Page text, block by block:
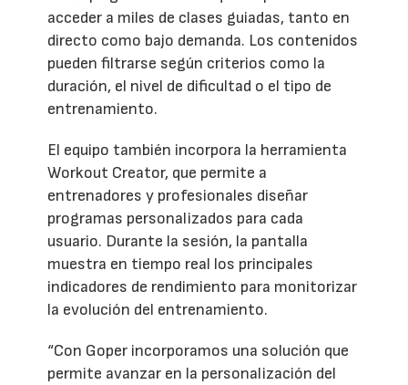
acceder a miles de clases guiadas, tanto en
directo como bajo demanda. Los contenidos
pueden filtrarse según criterios como la
duración, el nivel de dificultad o el tipo de
entrenamiento.
El equipo también incorpora la herramienta
Workout Creator, que permite a
entrenadores y profesionales diseñar
programas personalizados para cada
usuario. Durante la sesión, la pantalla
muestra en tiempo real los principales
indicadores de rendimiento para monitorizar
la evolución del entrenamiento.
“Con Goper incorporamos una solución que
permite avanzar en la personalización del